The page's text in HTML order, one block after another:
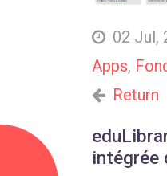
02 Jul,
Apps,
Return
intégrée